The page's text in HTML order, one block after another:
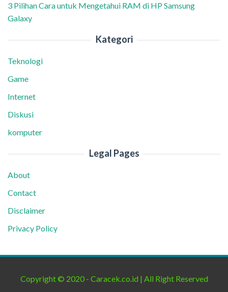
3 Pilihan Cara untuk Mengetahui RAM di HP Samsung
Galaxy
Kategori
Teknologi
Game
Internet
Diskusi
komputer
Legal Pages
About
Contact
Disclaimer
Privacy Policy
Copyright © 2020 - Caracek.co.id | All Right Reserved